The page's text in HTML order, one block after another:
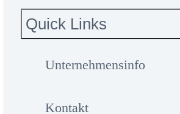
Quick Links
Unternehmensinfo
Kontakt